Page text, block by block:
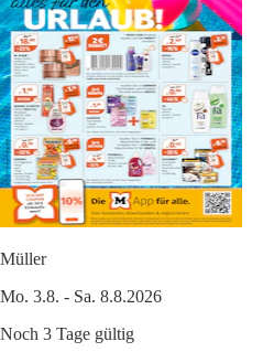
Müller
Mo. 3.8. - Sa. 8.8.2026
Noch 3 Tage gültig